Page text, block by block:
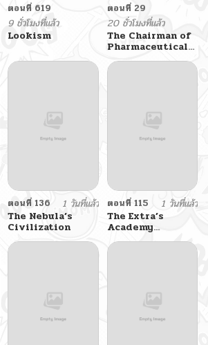
ตอนที่ 619
9 ชั่วโมงที่แล้ว
Lookism
ตอนที่ 29
20 ชั่วโมงที่แล้ว
The Chairman of
Pharmaceutical
Company is a
Poison King
ตอนที่ 136
1 วันที่แล้ว
The Nebula’s
Civilization
ตอนที่ 115
1 วันที่แล้ว
The Extra’s
Academy
Survival Guide
สุดยอดคู่มือเอาชีวิต